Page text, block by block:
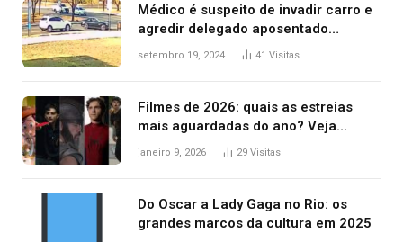
Médico é suspeito de invadir carro e
agredir delegado aposentado
durante confusão no trânsito
setembro 19, 2024 41 Visitas
Filmes de 2026: quais as estreias
mais aguardadas do ano? Veja
principais lançamentos do cinema
janeiro 9, 2026 29 Visitas
Do Oscar a Lady Gaga no Rio: os
grandes marcos da cultura em 2025